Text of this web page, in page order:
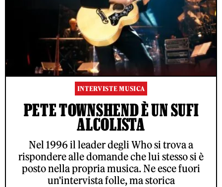
INTERVISTE MUSICA
PETE TOWNSHEND È UN SUFI
ALCOLISTA
Nel 1996 il leader degli Who si trova a
rispondere alle domande che lui stesso si è
posto nella propria musica. Ne esce fuori
un'intervista folle, ma storica